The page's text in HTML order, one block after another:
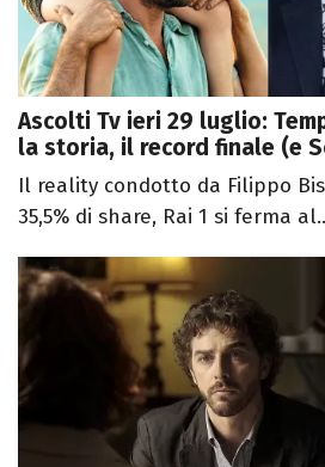
Ascolti Tv ieri 29 luglio:
la storia, il record finale (e
Il reality condotto da Filippo
35,5% di share, Rai 1 si ferma